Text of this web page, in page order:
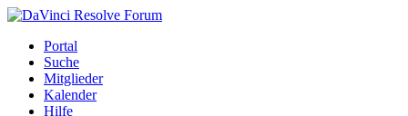
Portal
Suche
Mitglieder
Kalender
Hilfe